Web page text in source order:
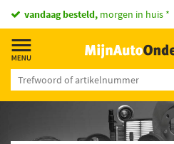
vandaag besteld, morgen in huis *